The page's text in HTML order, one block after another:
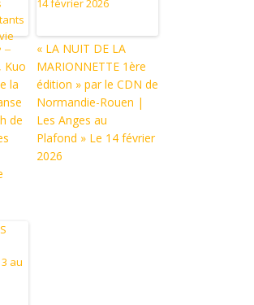
‒
Kuo
la
de
« LA NUIT DE LA
MARIONNETTE 1ère
édition » par le CDN de
Normandie-Rouen |
Les Anges au
Plafond » Le 14 février
2026